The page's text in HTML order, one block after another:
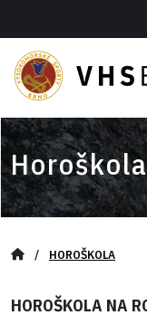
Horoškola
/ HOROŠKOLA
HOROŠKOLA NA